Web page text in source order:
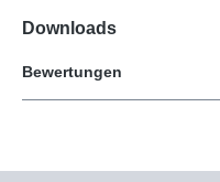
Downloads
Bewertungen